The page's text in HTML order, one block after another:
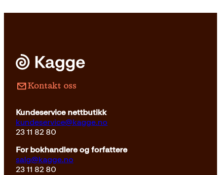
Kontakt oss
Kundeservice nettbutikk
kundeservice@kagge.no
23 11 82 80
For bokhandlere og forfattere
salg@kagge.no
23 11 82 80